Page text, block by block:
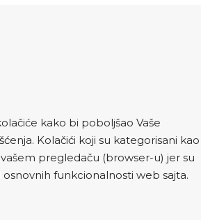
kako bi poboljšao Vaše
Kolačići koji su kategorisani kao
pregledaču (browser-u) jer su
funkcionalnosti web sajta.